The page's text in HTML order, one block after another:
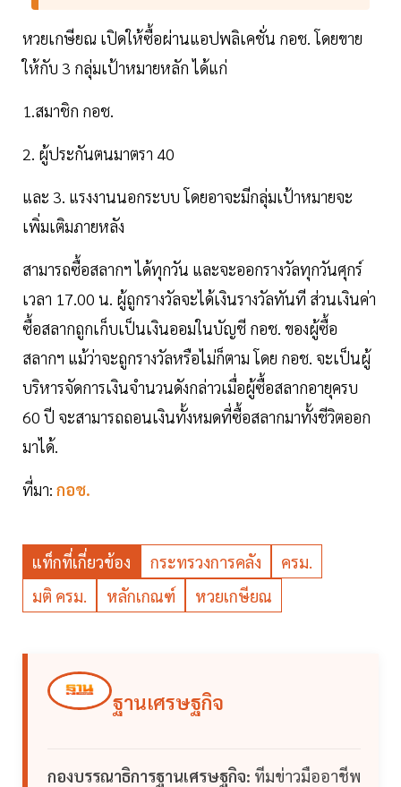
หวยเกษียณ เปิดให้ซื้อผ่านแอปพลิเคชั่น กอช. โดยขาย
ให้กับ 3 กลุ่มเป้าหมายหลัก ได้แก่
1.สมาชิก กอช.
2. ผู้ประกันตนมาตรา 40
และ 3. แรงงานนอกระบบ โดยอาจะมีกลุ่มเป้าหมายจะ
เพิ่มเติมภายหลัง
สามารถซื้อสลากฯ ได้ทุกวัน และจะออกรางวัลทุกวันศุกร์
เวลา 17.00 น. ผู้ถูกรางวัลจะได้เงินรางวัลทันที ส่วนเงินค่า
ซื้อสลากถูกเก็บเป็นเงินออมในบัญชี กอช. ของผู้ซื้อ
สลากฯ แม้ว่าจะถูกรางวัลหรือไม่ก็ตาม โดย กอช. จะเป็นผู้
บริหารจัดการเงินจำนวนดังกล่าวเมื่อผู้ซื้อสลากอายุครบ
60 ปี จะสามารถถอนเงินทั้งหมดที่ซื้อสลากมาทั้งชีวิตออก
มาได้.
ที่มา: กอช.
แท็กที่เกี่ยวข้อง กระทรวงการคลัง
ครม.
มติ ครม.
หลักเกณฑ์ หวยเกษียณ
ฐานเศรษฐกิจ
กองบรรณาธิการฐานเศรษฐกิจ: ทีมข่าวมืออาชีพ